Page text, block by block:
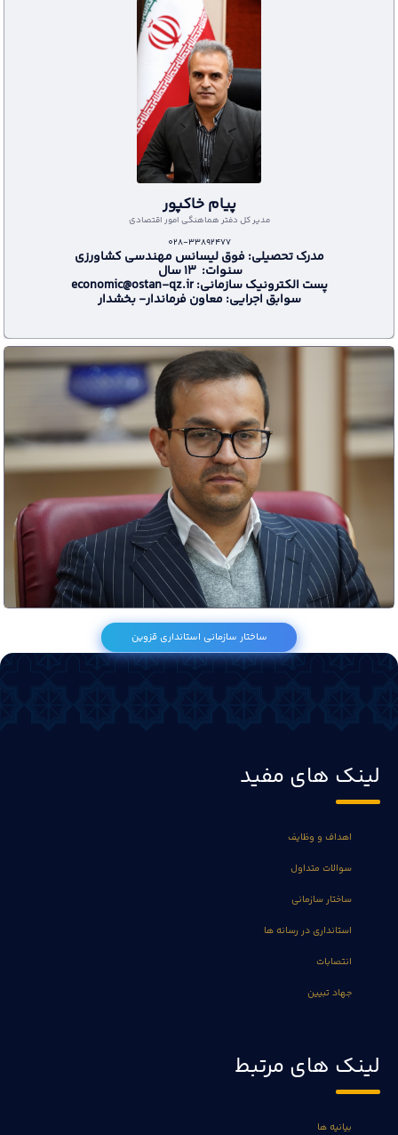
پیام خاکپور
مدير كل دفتر هماهنگي امور اقتصادي
028-33892477
مدرک تحصیلی: فوق لیسانس مهندسی کشاورزی
سنوات: 13 سال
پست الکترونیک سازمانی: economic@ostan-qz.ir
سوابق اجرایی: معاون فرماندار- بخشدار
مهرداد کشاورز رضائی
مدیر فن آوری اطلاعات، امنیت فضای مجازی و شبکه دولت
028-33892222
مدرک تحصیلی: کارشناسی ارشد مهندسی نرم افزار
سوابق اجرایی :
ساختار سازمانی استانداری قزوین
لینک های مفید
اهداف و وظایف
سوالات متداول
ساختار سازمانی
استانداری در رسانه ها
انتصابات
جهاد تبیین
لینک های مرتبط
بیانیه ها